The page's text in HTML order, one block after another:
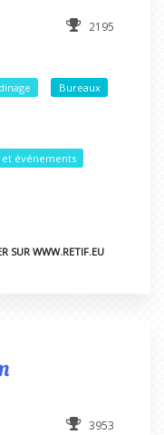
2195
Bureaux
et événements
SUR WWW.RETIF.EU
3953